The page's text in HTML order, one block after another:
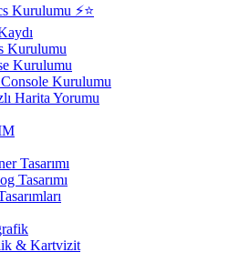
Kurulumu ⚡️⭐
Kurulumu
Kurulumu
Kurulumu
Harita Yorumu
Tasarımı
Tasarımı
& Kartvizit